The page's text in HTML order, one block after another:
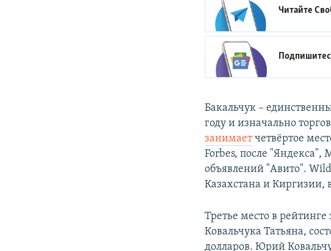
Читайте
Бакальчук –
году и изначально
занимаетчетвёртое
Forbes, после "Яндекса",
объявлений "Авито".
Казахстана и Киргизии,
Третье место в
Ковальчука Татьяна,
долларов. Юрий